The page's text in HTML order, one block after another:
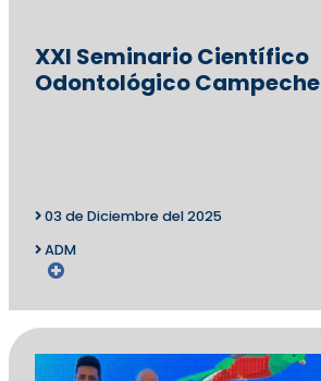
XXI Seminario Científico
Odontológico Campeche
03 de Diciembre del 2025
ADM